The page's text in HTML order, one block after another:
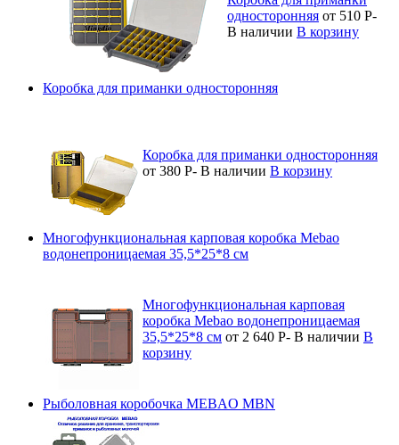
односторонняя от 510 Р-
В наличии В корзину
Коробка для приманки односторонняя
Коробка для приманки односторонняя
от 380 Р- В наличии В корзину
Многофункциональная карповая коробка Mebao
водонепроницаемая 35,5*25*8 см
Многофункциональная карповая
коробка Mebao водонепроницаемая
35,5*25*8 см от 2 640 Р- В наличии В
корзину
Рыболовная коробочка MEBAO MBN